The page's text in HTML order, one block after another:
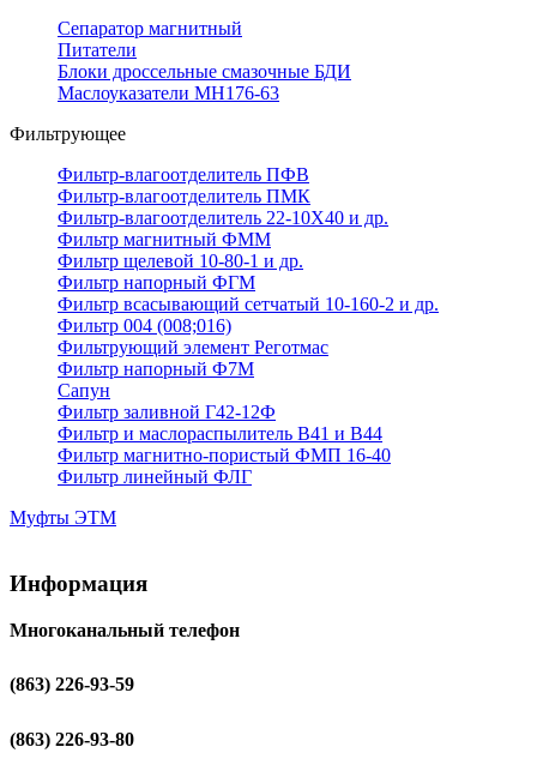
Сепаратор магнитный
Питатели
Блоки дроссельные смазочные БДИ
Маслоуказатели МН176-63
Фильтрующее
Фильтр-влагоотделитель ПФВ
Фильтр-влагоотделитель ПМК
Фильтр-влагоотделитель 22-10Х40 и др.
Фильтр магнитный ФММ
Фильтр щелевой 10-80-1 и др.
Фильтр напорный ФГМ
Фильтр всасывающий сетчатый 10-160-2 и др.
Фильтр 004 (008;016)
Фильтрующий элемент Реготмас
Фильтр напорный Ф7М
Сапун
Фильтр заливной Г42-12Ф
Фильтр и маслораспылитель В41 и В44
Фильтр магнитно-пористый ФМП 16-40
Фильтр линейный ФЛГ
Муфты ЭТМ
Информация
Многоканальный телефон
(863) 226-93-59
(863) 226-93-80